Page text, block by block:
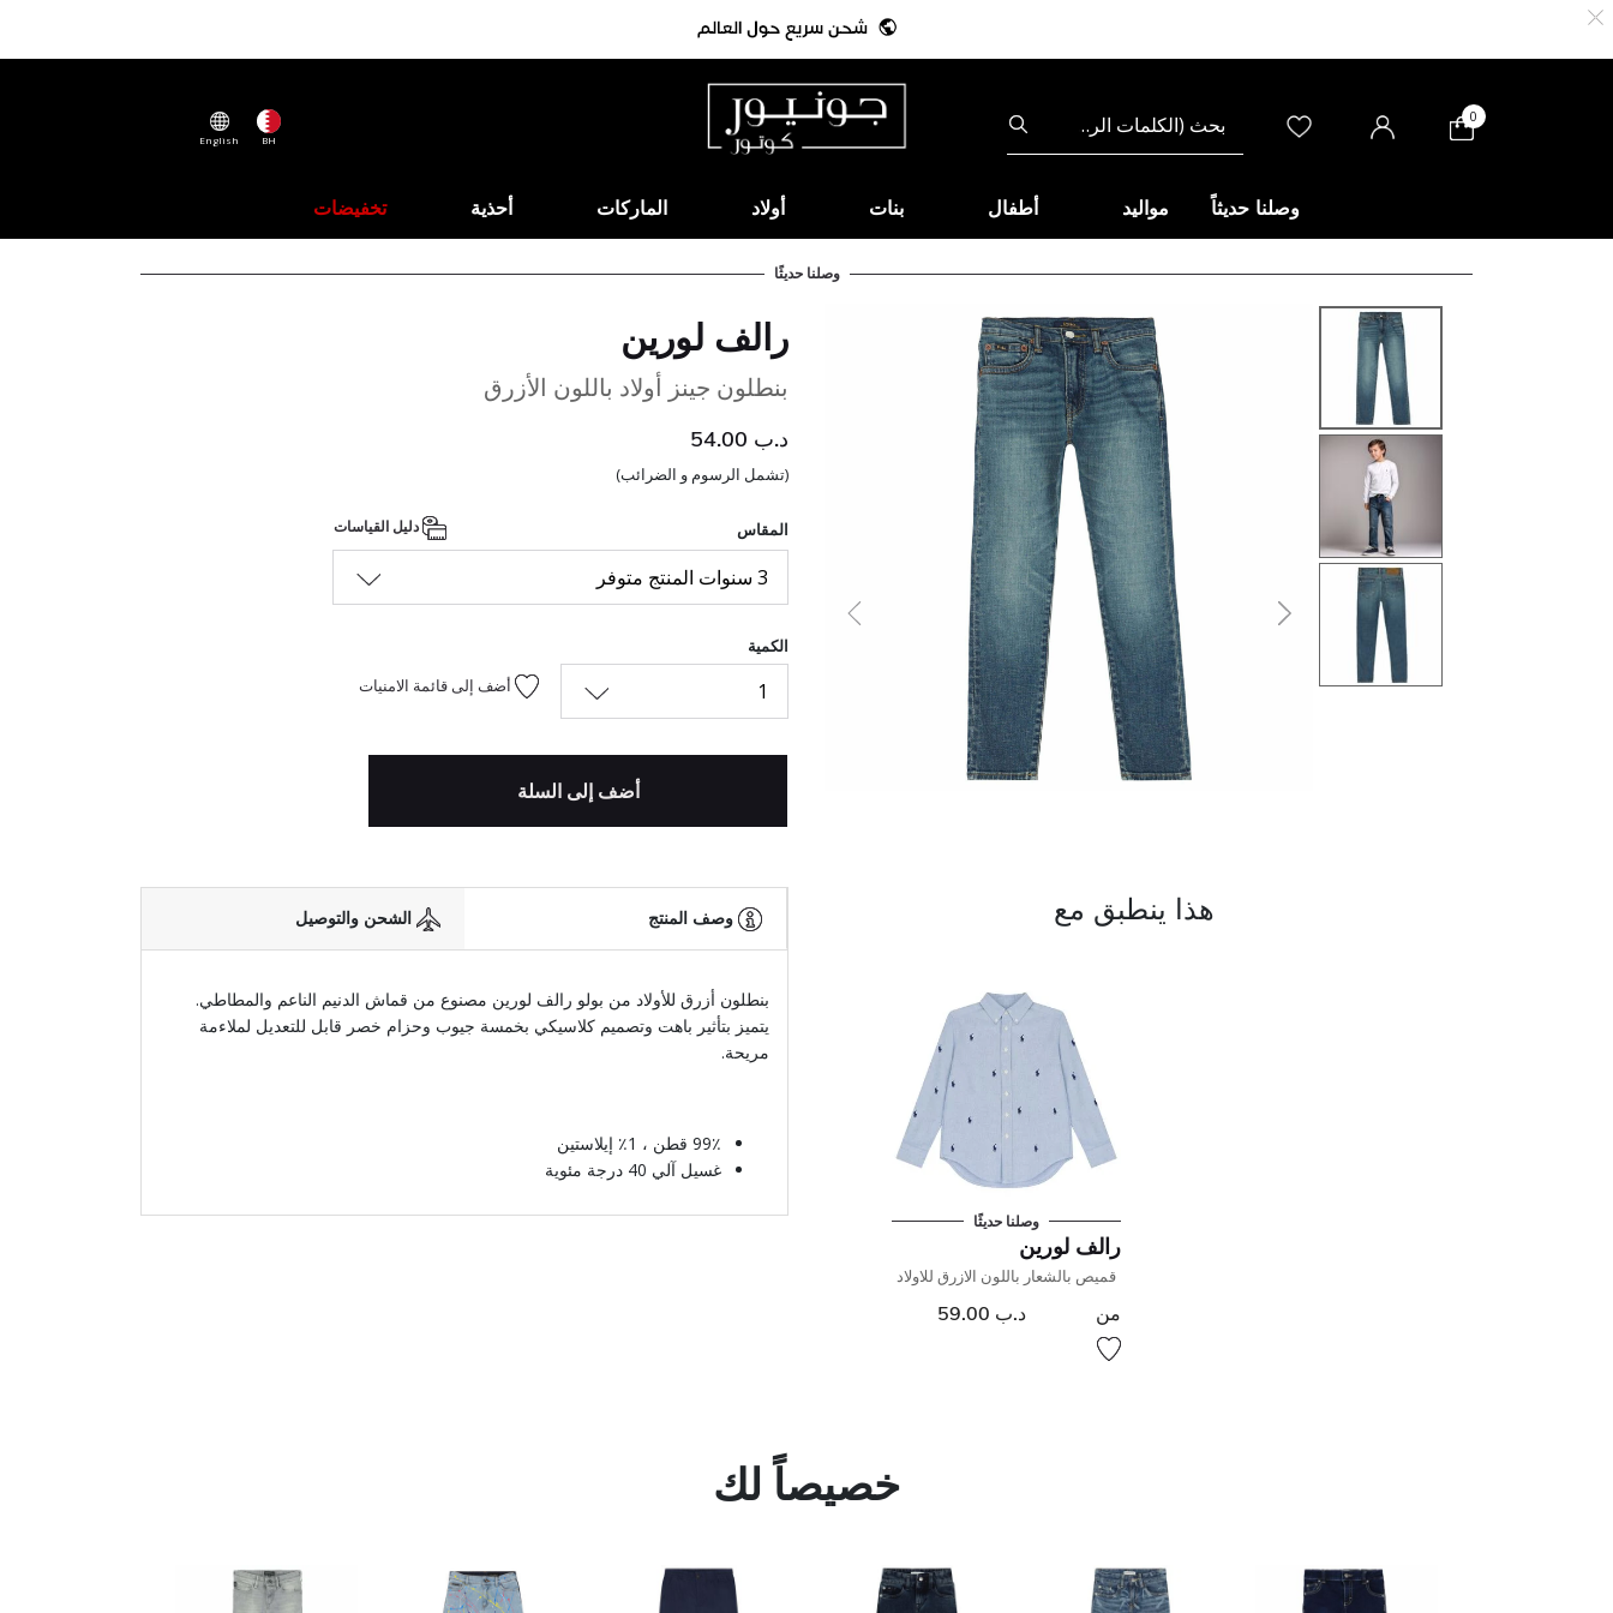
BH
English
0
وصلنا حديثاً مواليد أطفال بنات أولاد الماركات أحذية تخفيضات
وصلنا حديثًا
السابق
هذا ينطبق مع
وصلنا حديثًا
رالف لورين
قميص بالشعار باللون الازرق للاولاد
من د.ب 59.00
رالف لورين
بنطلون جينز أولاد باللون الأزرق
د.ب 54.00
(تشمل الرسوم و الضرائب)
المقاس
3 سنوات المنتج متوفر
الكمية
1 أضف إلى قائمة الامنيات
أضف إلى السلة
وصف المنتج الشحن والتوصيل
بنطلون أزرق للأولاد من بولو رالف لورين مصنوع من قماش الدنيم الناعم والمطاطي.
يتميز بتأثير باهت وتصميم كلاسيكي بخمسة جيوب وحزام خصر قابل للتعديل لملاءمة
مريحة.
99٪ قطن ، 1٪ إيلاستين
غسيل آلي 40 درجة مئوية
خصيصاً لك